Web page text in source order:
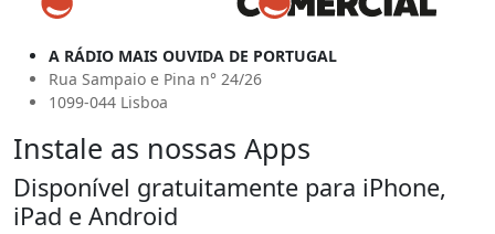
A RÁDIO MAIS OUVIDA DE PORTUGAL
Rua Sampaio e Pina n° 24/26
1099-044 Lisboa
Instale as nossas Apps
Disponível gratuitamente para iPhone,
iPad e Android